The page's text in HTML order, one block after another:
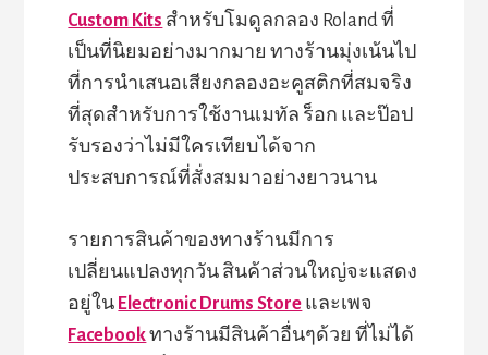
Custom Kits สำหรับโมดูลกลอง Roland ที่
เป็นที่นิยมอย่างมากมาย ทางร้านมุ่งเน้นไป
ที่การนำเสนอเสียงกลองอะคูสติกที่สมจริง
ที่สุดสำหรับการใช้งานเมทัล ร็อก และป๊อป
รับรองว่าไม่มีใครเทียบได้จาก
ประสบการณ์ที่สั่งสมมาอย่างยาวนาน
รายการสินค้าของทางร้านมีการ
เปลี่ยนแปลงทุกวัน สินค้าส่วนใหญ่จะแสดง
อยู่ใน Electronic Drums Store และเพจ
Facebookทางร้านมีสินค้าอื่นๆด้วย ที่ไม่ได้